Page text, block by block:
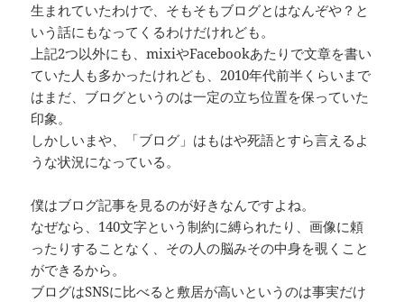
生まれていたわけで、そもそもブログとはなんぞや？と
いう話にもなってくるわけだけれども。
上記2つ以外にも、mixiやFacebookあたりで文章を書い
ていた人も多かったけれども、2010年代前半くらいまで
はまだ、ブログというのは一定の立ち位置を保っていた
印象。
しかしいまや、「ブログ」はもはや死語とすら言えるよ
うな状況になっている。
僕はブログ記事を見るのが好きなんですよね。
なぜなら、140文字という制約に縛られたり、画像に頼
ったりすることなく、その人の脳みその中身を覗くこと
ができるから。
ブログはSNSに比べると敷居が高いというのは事実だけ